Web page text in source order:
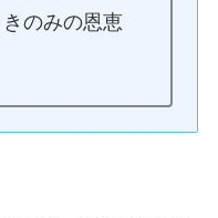
のみの恩恵